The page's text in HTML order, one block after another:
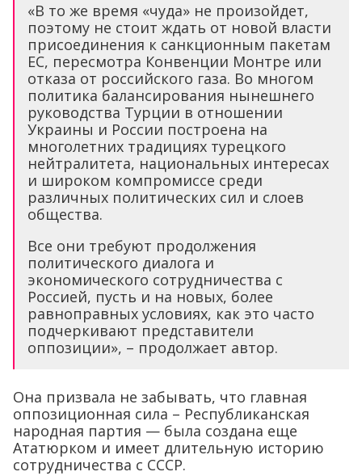
«В то же время «чуда» не произойдет,
поэтому не стоит ждать от новой власти
присоединения к санкционным пакетам
ЕС, пересмотра Конвенции Монтре или
отказа от российского газа. Во многом
политика балансирования нынешнего
руководства Турции в отношении
Украины и России построена на
многолетних традициях турецкого
нейтралитета, национальных интересах
и широком компромиссе среди
различных политических сил и слоев
общества.
Все они требуют продолжения
политического диалога и
экономического сотрудничества с
Россией, пусть и на новых, более
равноправных условиях, как это часто
подчеркивают представители
оппозиции», – продолжает автор.
Она призвала не забывать, что главная
оппозиционная сила – Республиканская
народная партия — была создана еще
Ататюрком и имеет длительную историю
сотрудничества с СССР.